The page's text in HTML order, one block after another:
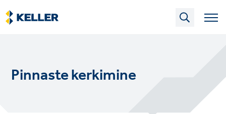
Skip
to
main
Pinnaste kerkimine